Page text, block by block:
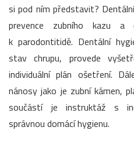
si pod ním představit?
prevence zubního kazu a
k parodontitidě. Dentální
stav chrupu, provede
individuální plán ošetření.
nánosy jako je zubní kámen,
součástí je instruktáž s
správnou domácí hygienu.